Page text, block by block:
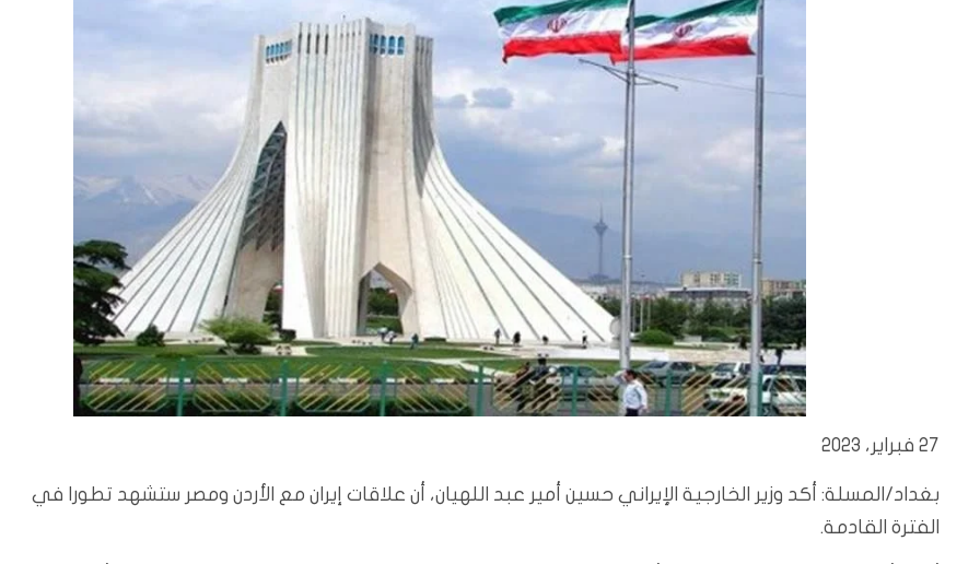
27 فبراير، 2023
بغداد/المسلة: أكد وزير الخارجية الإيراني حسين أمير عبد اللهيان، أن علاقات إيران مع الأردن ومصر ستشهد تطورا في
الفترة القادمة.